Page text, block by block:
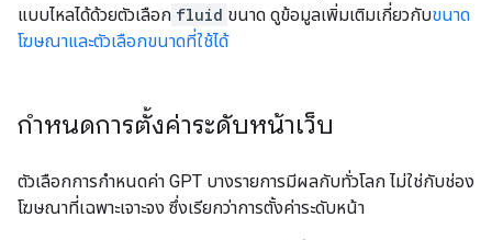
แบบไหลได้ด้วยตัวเลือก fluid ขนาด ดูข้อมูลเพิ่มเติมเกี่ยวกับขนาด
โฆษณาและตัวเลือกขนาดที่ใช้ได้
กำหนดการตั้งค่าระดับหน้าเว็บ
ตัวเลือกการกําหนดค่า GPT บางรายการมีผลกับทั่วโลก ไม่ใช่กับช่อง
โฆษณาที่เฉพาะเจาะจง ซึ่งเรียกว่าการตั้งค่าระดับหน้า